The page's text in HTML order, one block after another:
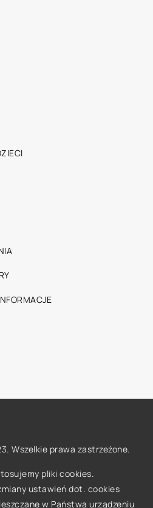
Wszelkie prawa zastrzeżone.
pliki cookies.
ustawień dot. cookies
w Państwa urządzeniu